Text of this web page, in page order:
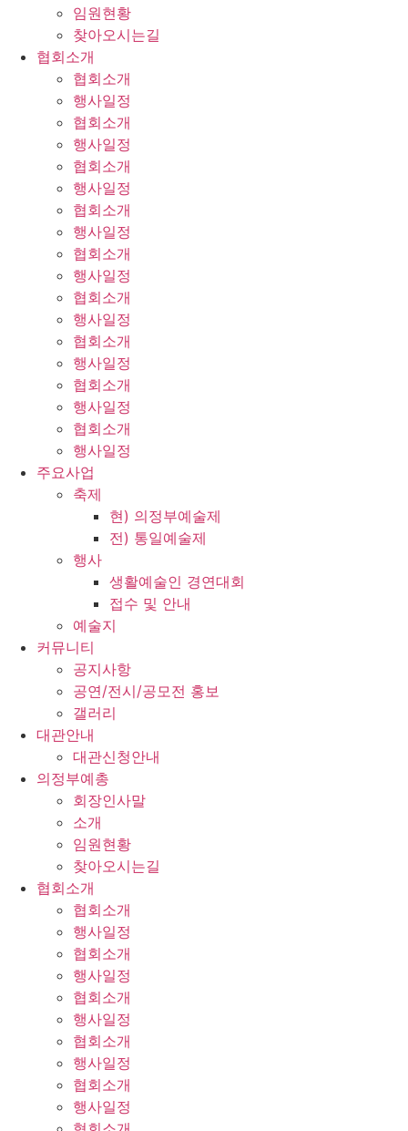
임원현황
찾아오시는길
협회소개
협회소개
행사일정
협회소개
행사일정
협회소개
행사일정
협회소개
행사일정
협회소개
행사일정
협회소개
행사일정
협회소개
행사일정
협회소개
행사일정
협회소개
행사일정
주요사업
축제
현) 의정부예술제
전) 통일예술제
행사
생활예술인 경연대회
접수 및 안내
예술지
커뮤니티
공지사항
공연/전시/공모전 홍보
갤러리
대관안내
대관신청안내
의정부예총
회장인사말
소개
임원현황
찾아오시는길
협회소개
협회소개
행사일정
협회소개
행사일정
협회소개
행사일정
협회소개
행사일정
협회소개
행사일정